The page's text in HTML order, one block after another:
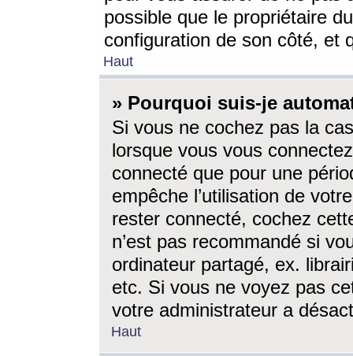
possible que le propriétaire
configuration de son côté, et
Haut
» Pourquoi suis-je
Si vous ne cochez pas la
lorsque vous vous
connecté que pour une
empêche l’utilisation de
rester connecté, cochez
n’est pas recommandé si
ordinateur partagé, ex.
etc. Si vous ne voyez pas
votre administrateur a
Haut